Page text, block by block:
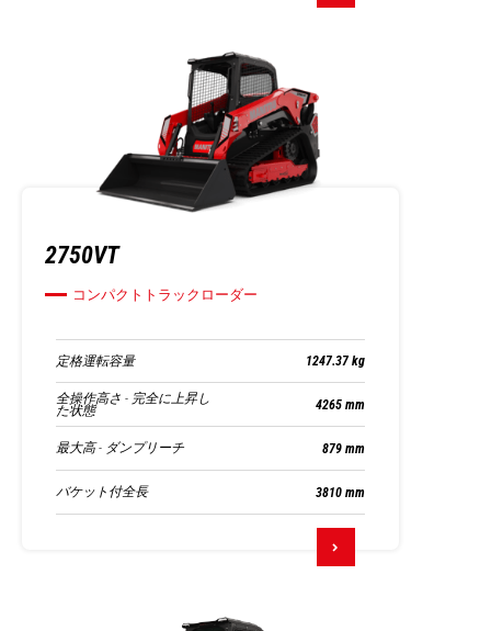
2750VT
コンパクトトラックローダー
定格運転容量 1247.37 kg
全操作高さ - 完全に上昇し
た状態 4265 mm
最大高 - ダンプリーチ 879 mm
バケット付全長 3810 mm